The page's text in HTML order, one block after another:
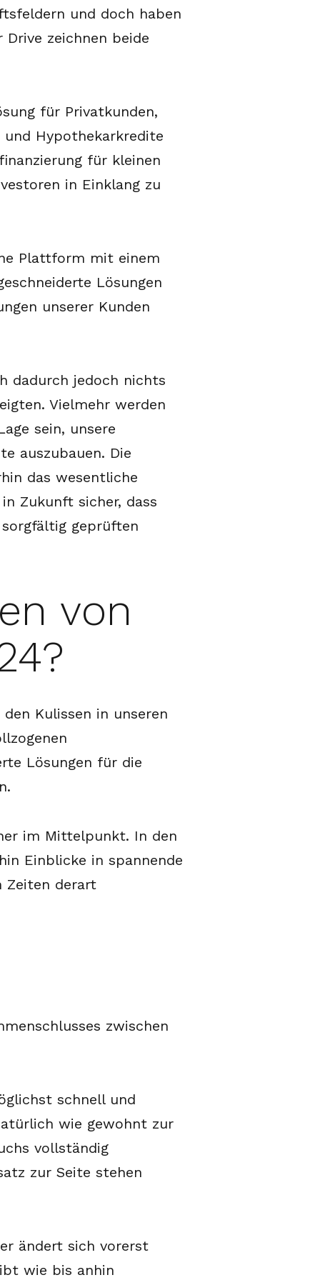
und doch haben
zeichnen beide
für Privatkunden,
Hypothekarkredite
für kleinen
in Einklang zu
Plattform mit einem
Lösungen
unserer Kunden
dadurch jedoch nichts
Vielmehr werden
sein, unsere
auszubauen. Die
das wesentliche
Zukunft sicher, dass
geprüften
von
Kulissen in unseren
Lösungen für die
im Mittelpunkt. In den
Einblicke in spannende
Zeiten derart
zwischen
schnell und
wie gewohnt zur
vollständig
zur Seite stehen
ändert sich vorerst
wie bis anhin